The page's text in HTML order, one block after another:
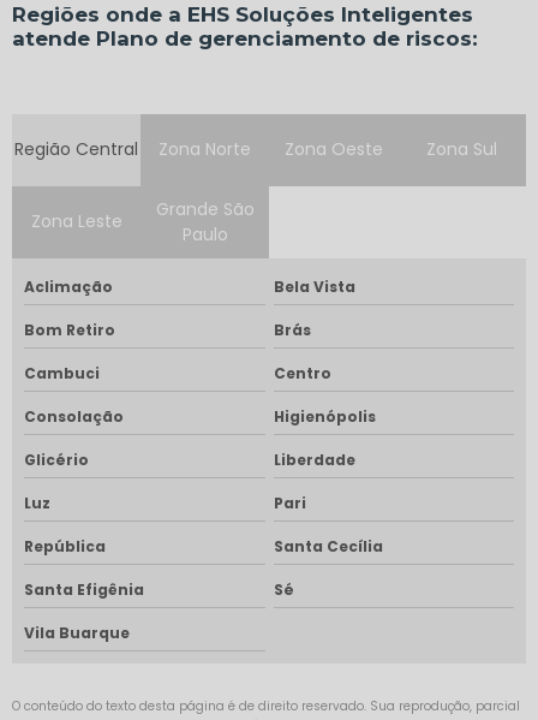
Regiões onde a EHS Soluções Inteligentes
atende Plano de gerenciamento de riscos:
Região Central Zona Norte Zona Oeste Zona Sul
Zona Leste
Grande São
Paulo
Aclimação Bela Vista
Bom Retiro Brás
Cambuci Centro
Consolação Higienópolis
Glicério Liberdade
Luz Pari
República Santa Cecília
Santa Efigênia Sé
Vila Buarque
O conteúdo do texto desta página é de direito reservado. Sua reprodução, parcial